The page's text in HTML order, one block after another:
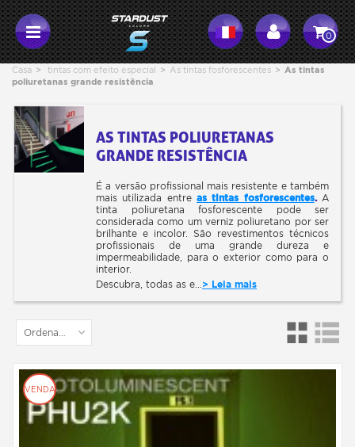
0
Casa > tintas com efeito especial > As tintas fosforescentes > As tintas
poliuretanas grande resistência
AS TINTAS POLIURETANAS
GRANDE RESISTÊNCIA
É a versão profissional mais resistente e também
mais utilizada entre as tintas fosforescentes.A
tinta poliuretana fosforescente pode ser
considerada como um verniz poliuretano por ser
brilhante e incolor. São revestimentos técnicos
profissionais de uma grande dureza e
impermeabilidade, para o exterior como para o
interior.
Descubra, todas as e...> Leia mais
Ordenar por
VENDA